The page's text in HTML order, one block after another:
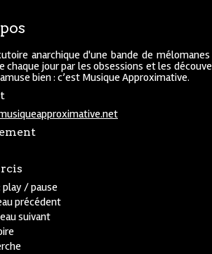
anarchique d'une bande de
chaque jour par les obsessions et les
bien : c’est Musique Approximative.
play / pause
précédent
suivant